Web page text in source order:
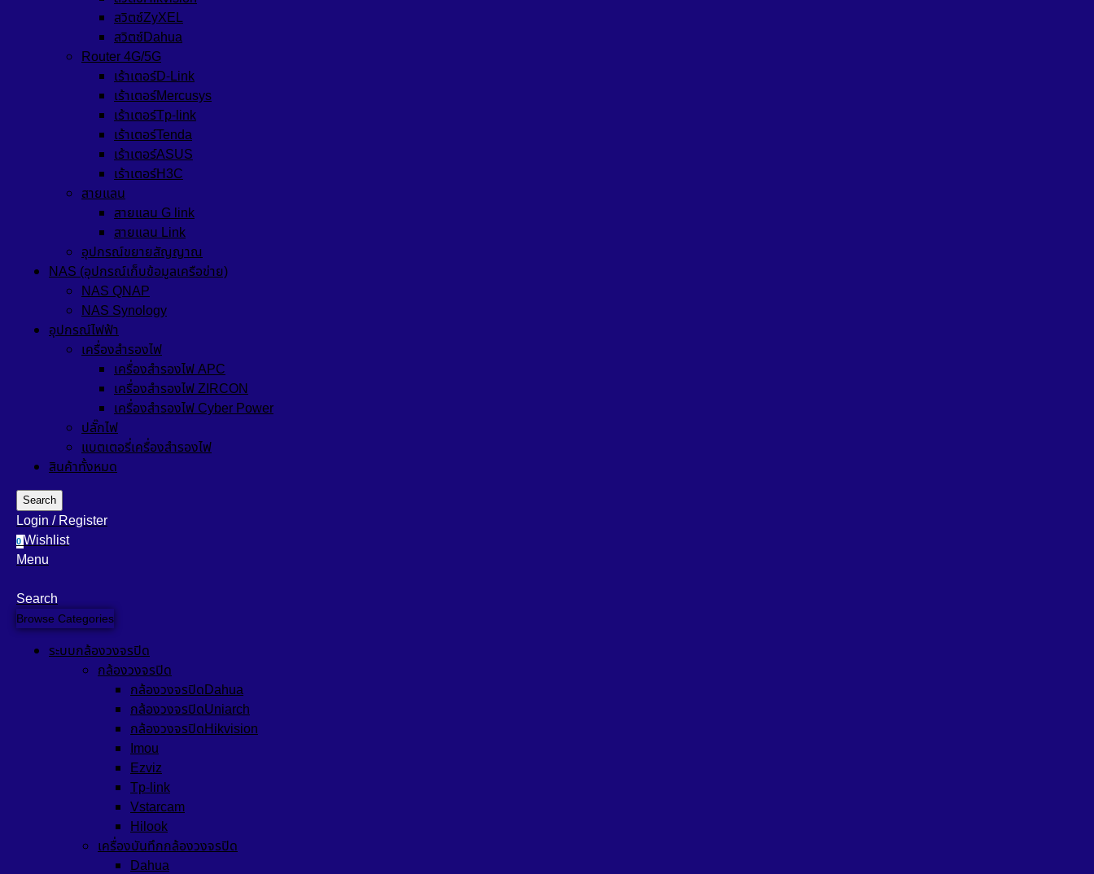
สวิตซ์ZyXEL
สวิตซ์Dahua
Router 4G/5G
เร้าเตอร์D-Link
เร้าเตอร์Mercusys
เร้าเตอร์Tp-link
เร้าเตอร์Tenda
เร้าเตอร์ASUS
เร้าเตอร์H3C
สายแลน
สายแลน G link
สายแลน Link
อุปกรณ์ขยายสัญญาณ
NAS (อุปกรณ์เก็บข้อมูลเครือข่าย)
NAS QNAP
NAS Synology
อุปกรณ์ไฟฟ้า
เครื่องสำรองไฟ
เครื่องสำรองไฟ APC
เครื่องสำรองไฟ ZIRCON
เครื่องสำรองไฟ Cyber Power
ปลั๊กไฟ
แบตเตอรี่เครื่องสำรองไฟ
สินค้าทั้งหมด
Search
Login / Register
0Wishlist
Menu
Search
Browse Categories
ระบบกล้องวงจรปิด
กล้องวงจรปิด
กล้องวงจรปิดDahua
กล้องวงจรปิดUniarch
กล้องวงจรปิดHikvision
Imou
Ezviz
Tp-link
Vstarcam
Hilook
เครื่องบันทึกกล้องวงจรปิด
Dahua